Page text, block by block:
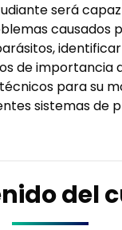
será
causados
de importancia
para su
sistemas de
del